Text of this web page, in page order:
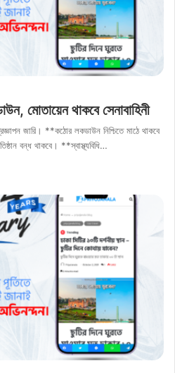
মোতায়েন থাকবে সেনাবাহিনী
জারি। **কঠোর লকডাউন নিশ্চিতে মাঠে থাকবে
বন্ধ থাকবে। **স্বাস্থ্যবিধি…